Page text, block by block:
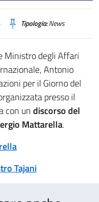
Tipologia:News
Ministro degli Affari
Antonio
per il Giorno del
presso il
con undiscorso del
Mattarella.
Tajani